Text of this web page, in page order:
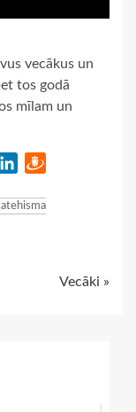
vecākus un
tos godā
mīlam un
LinkedIn
Vecāki »